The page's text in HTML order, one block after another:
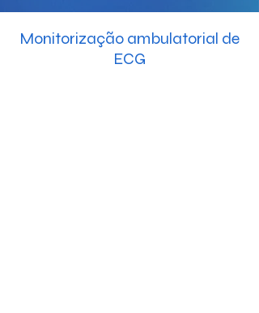
Monitorização ambulatorial de
ECG